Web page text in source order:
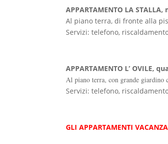
APPARTAMENTO LA
Al piano terra, di fronte alla
Servizi: telefono,
APPARTAMENTO L’ OVILE,
Al piano terra, con grande giardino
Servizi: telefono,
GLI APPARTAMENTI